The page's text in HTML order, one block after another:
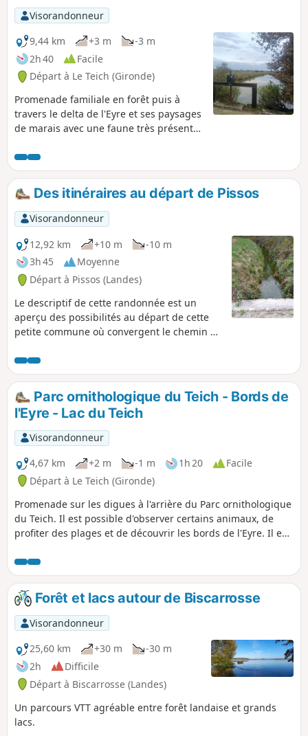
Visorandonneur
9,44 km
+3 m
-3 m
2h 40
Facile
Départ à Le Teich (Gironde)
Promenade familiale en forêt puis à
travers le delta de l'Eyre et ses paysages
de marais avec une faune très présente
Des itinéraires au départ de Pissos
Visorandonneur
12,92 km
+10 m
-10 m
3h 45
Moyenne
Départ à Pissos (Landes)
Le descriptif de cette randonnée est un
aperçu des possibilités au départ de cette
petite commune où convergent le chemin de
trois circuits de randonnées balisés.
Parc ornithologique du Teich - Bords de
l'Eyre - Lac du Teich
Visorandonneur
4,67 km
+2 m -1 m 1h 20
Facile
Départ à Le Teich (Gironde)
Promenade sur les digues à l'arrière du Parc ornithologique
du Teich. Il est possible d'observer certains animaux, de
profiter des plages et de découvrir les bords de l'Eyre. Il est
la chute dans les zones sableuses.
Forêt et lacs autour de Biscarrosse
Visorandonneur
25,60 km
+30 m
-30 m
2h
Difficile
Départ à Biscarrosse (Landes)
Un parcours VTT agréable entre forêt landaise et grands
lacs.